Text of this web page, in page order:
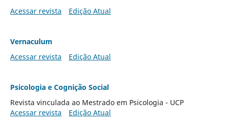
Acessar revista
Edição Atual
Vernaculum
Acessar revista
Edição Atual
Psicologia e Cognição Social
Revista vinculada ao Mestrado em Psicologia - UCP
Acessar revista
Edição Atual